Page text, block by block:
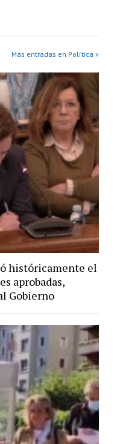
Más entradas en Política »
históricamente el
aprobadas,
Gobierno